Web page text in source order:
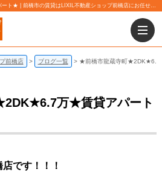
★前橋市龍蔵寺町★2DK★6.7万★賃貸アパート★ | 前橋市の賃貸はLIXIL不動産ショップ前橋店にお任せ下さい！
前橋店 ブログ一覧 ★前橋市龍蔵寺町
万★賃貸アパート
です！！！